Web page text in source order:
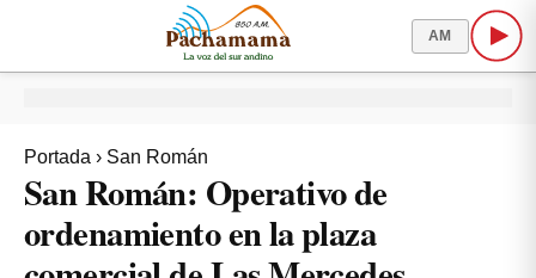
AM
Portada › San Román
San Román: Operativo de
ordenamiento en la plaza